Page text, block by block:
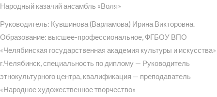
Народный казачий ансамбль «Воля»
Руководитель: Кувшинова (Варламова) Ирина Викторовна.
Образование: высшее-профессиональное, ФГБОУ ВПО
«Челябинская государственная академия культуры и искусства»
г.Челябинск, специальность по диплому — Руководитель
этнокультурного центра, квалификация — преподаватель
«Народное художественное творчество»